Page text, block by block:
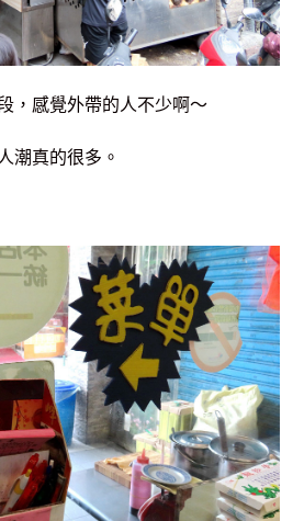
，感覺外帶的人不少啊～
人潮真的很多。